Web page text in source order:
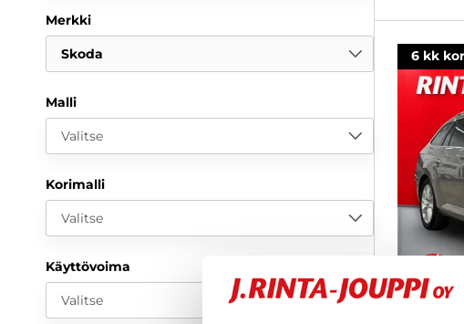
Merkki
Skoda
Malli
Valitse
Korimalli
Valitse
Käyttövoima
Valitse
6 kk